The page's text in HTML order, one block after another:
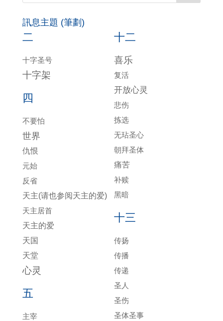
訊息主題 (筆劃)
二
十字圣号
十字架
四
不要怕
世界
仇恨
元始
反省
天主(请也参阅天主的爱)
天主居首
天主的爱
天国
天堂
心灵
五
主宰
十二
喜乐
复活
开放心灵
悲伤
拣选
无玷圣心
朝拜圣体
痛苦
补赎
黑暗
十三
传扬
传播
传递
圣人
圣伤
圣体圣事